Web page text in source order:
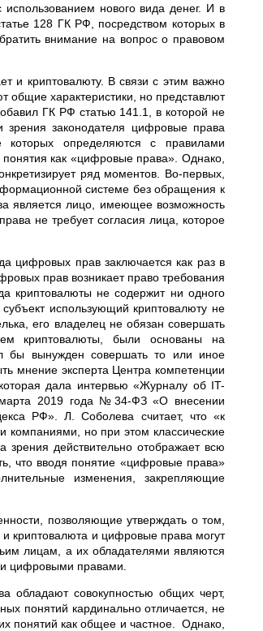
нового вида денег. И в
128 ГК РФ, посредством которых в
внимание на вопрос о правовом
и криптовалюту. В связи с этим важно
общие характеристики, но представлют
ГК РФ статью 141.1, в которой не
законодателя цифровые права
которых определяются с правилами
как «цифровые права». Однако,
ряд моментов. Во-первых,
системе без обращения к
является лицо, имеющее возможность
не требует согласия лица, которое
цифровых прав заключается как раз в
прав возникает право требования
криптовалюты не содержит ни одного
использующий криптовалюту не
его владелец не обязан совершать
криптовалюты, были основаны на
бы вынужден совершать то или иное
мнение эксперта Центра компетенции
дала интервью «Журналу об IT-
2019 года №34-ФЗ «О внесении
РФ». Л. Соболева считает, что «к
компаниями, но при этом классические
действительно отображает всю
что вводя понятие «цифровые права»
изменения, закрепляющие
позволяющие утверждать о том,
криптовалюта и цифровые права могут
лицам, а их обладателями являются
цифровыми правами.
обладают совокупностью общих черт,
понятий кардинально отличается, не
понятий как общее и частное. Однако,